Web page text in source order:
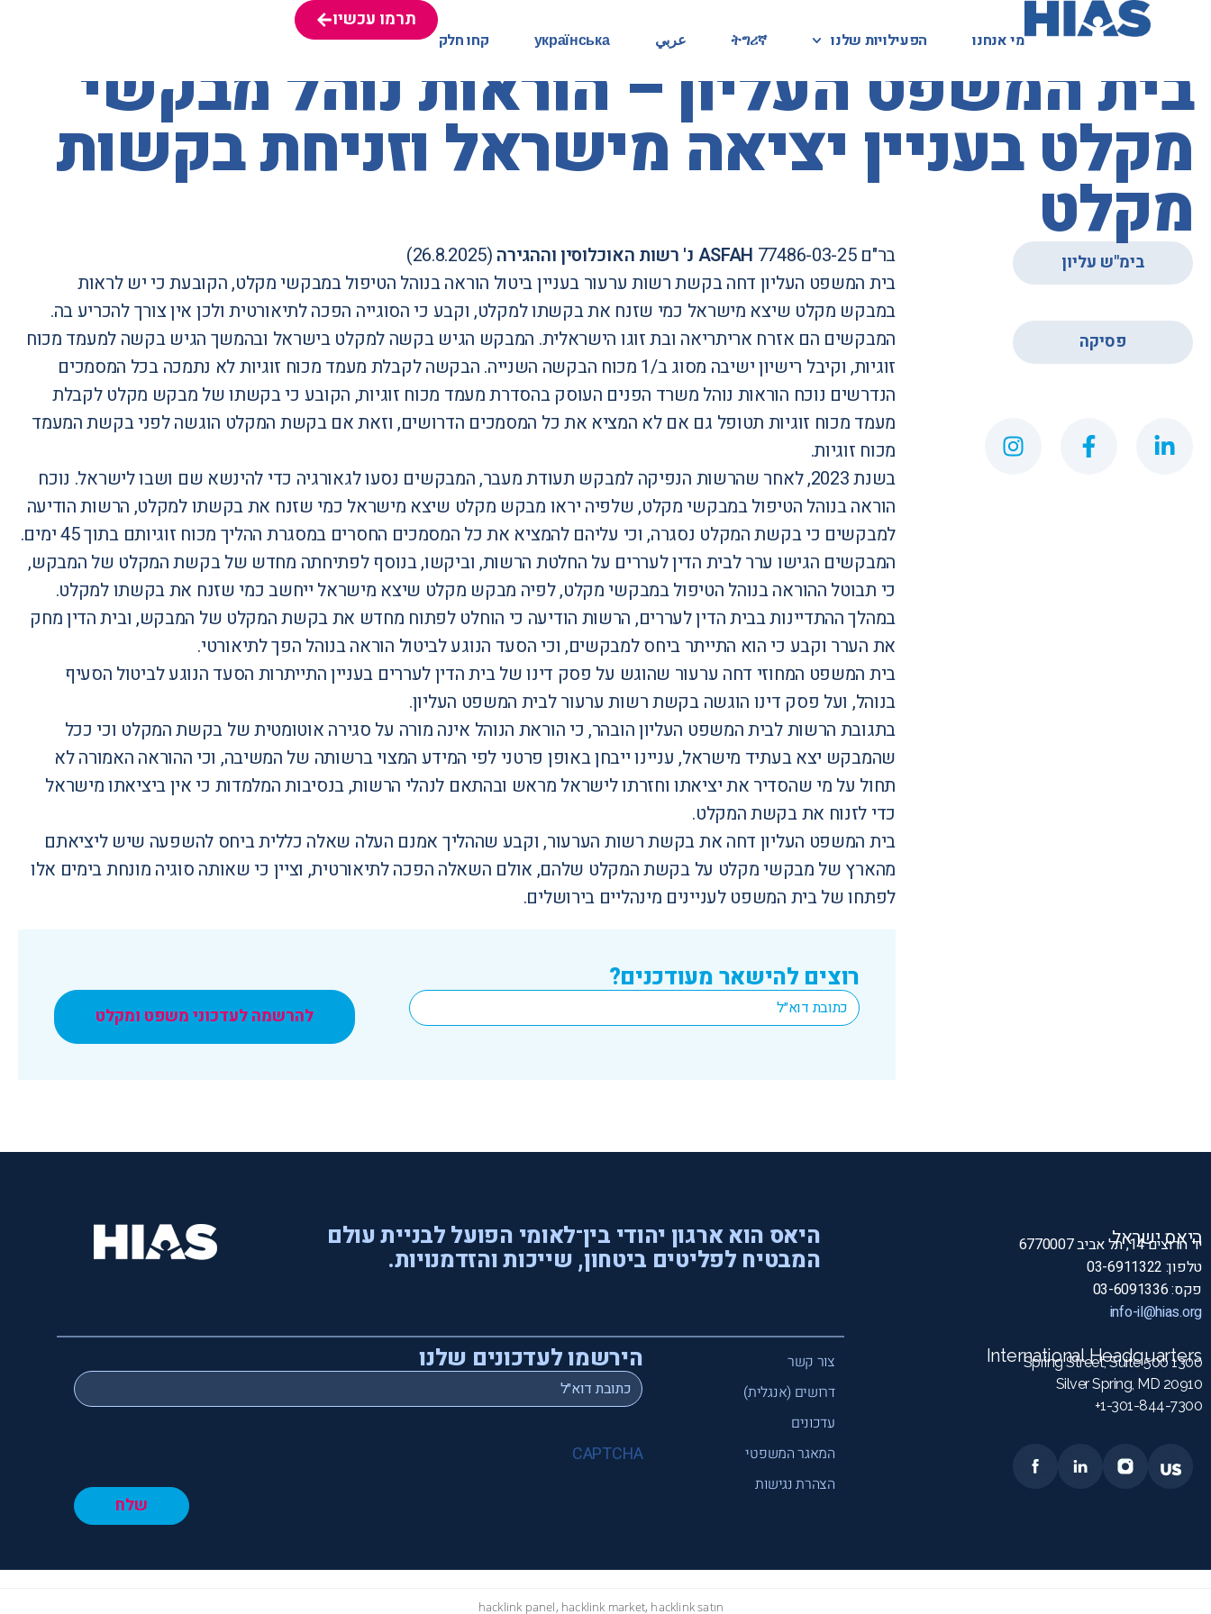
מי אנחנו הפעילויות שלנו ትግሪኛ عربي українська קחו חלק
תרמו עכשיו
מי אנחנו הפעילויות שלנו ትግሪኛ عربي українська קחו חלק
תרמו עכשיו
המאגר המשפטי
בית המשפט העליון – הוראות נוהל מבקשי
מקלט בעניין יציאה מישראל וזניחת בקשות
מקלט
בימ"ש עליון
פסיקה
בר"ם 77486-03-25 ASFAH נ' רשות האוכלוסין וההגירה
(26.8.2025)
בית המשפט העליון דחה בקשת רשות ערעור בעניין ביטול הוראה בנוהל הטיפול במבקשי מקלט, הקובעת כי יש לראות
במבקש מקלט שיצא מישראל כמי שזנח את בקשתו למקלט, וקבע כי הסוגייה הפכה לתיאורטית ולכן אין צורך להכריע בה.
המבקשים הם אזרח אריתריאה ובת זוגו הישראלית. המבקש הגיש בקשה למקלט בישראל ובהמשך הגיש בקשה למעמד מכוח
זוגיות, וקיבל רישיון ישיבה מסוג ב/1 מכוח הבקשה השנייה. הבקשה לקבלת מעמד מכוח זוגיות לא נתמכה בכל המסמכים
הנדרשים נוכח הוראות נוהל משרד הפנים העוסק בהסדרת מעמד מכוח זוגיות, הקובע כי בקשתו של מבקש מקלט לקבלת
מעמד מכוח זוגיות תטופל גם אם לא המציא את כל המסמכים הדרושים, וזאת אם בקשת המקלט הוגשה לפני בקשת המעמד
מכוח זוגיות.
בשנת 2023, לאחר שהרשות הנפיקה למבקש תעודת מעבר, המבקשים נסעו לגאורגיה כדי להינשא שם ושבו לישראל. נוכח
הוראה בנוהל הטיפול במבקשי מקלט, שלפיה יראו מבקש מקלט שיצא מישראל כמי שזנח את בקשתו למקלט, הרשות הודיעה
למבקשים כי בקשת המקלט נסגרה, וכי עליהם להמציא את כל המסמכים החסרים במסגרת ההליך מכוח זוגיותם בתוך 45 ימים.
המבקשים הגישו ערר לבית הדין לעררים על החלטת הרשות, וביקשו, בנוסף לפתיחתה מחדש של בקשת המקלט של המבקש,
כי תבוטל ההוראה בנוהל הטיפול במבקשי מקלט, לפיה מבקש מקלט שיצא מישראל ייחשב כמי שזנח את בקשתו למקלט.
במהלך ההתדיינות בבית הדין לעררים, הרשות הודיעה כי הוחלט לפתוח מחדש את בקשת המקלט של המבקש, ובית הדין מחק
את הערר וקבע כי הוא התייתר ביחס למבקשים, וכי הסעד הנוגע לביטול הוראה בנוהל הפך לתיאורטי.
בית המשפט המחוזי דחה ערעור שהוגש על פסק דינו של בית הדין לעררים בעניין התייתרות הסעד הנוגע לביטול הסעיף
בנוהל, ועל פסק דינו הוגשה בקשת רשות ערעור לבית המשפט העליון.
בתגובת הרשות לבית המשפט העליון הובהר, כי הוראת הנוהל אינה מורה על סגירה אוטומטית של בקשת המקלט וכי ככל
שהמבקש יצא בעתיד מישראל, עניינו ייבחן באופן פרטני לפי המידע המצוי ברשותה של המשיבה, וכי ההוראה האמורה לא
תחול על מי שהסדיר את יציאתו וחזרתו לישראל מראש ובהתאם לנהלי הרשות, בנסיבות המלמדות כי אין ביציאתו מישראל
כדי לזנוח את בקשת המקלט.
בית המשפט העליון דחה את בקשת רשות הערעור, וקבע שההליך אמנם העלה שאלה כללית ביחס להשפעה שיש ליציאתם
מהארץ של מבקשי מקלט על בקשת המקלט שלהם, אולם השאלה הפכה לתיאורטית, וציין כי שאותה סוגיה מונחת בימים אלו
לפתחו של בית המשפט לעניינים מינהליים בירושלים.
רוצים להישאר מעודכנים?
Email
*
להרשמה לעדכוני משפט ומקלט
היאס ישראל
יד חרוצים 14, תל אביב 6770007
טלפון: 03-6911322
פקס: 03-6091336
info-il@hias.org
International Headquarters
1300 Spring Street, Suite 500
Silver Spring, MD 20910
1-301-844-7300+
היאס הוא ארגון יהודי בין־לאומי הפועל לבניית עולם
המבטיח לפליטים ביטחון, שייכות והזדמנויות.
צור קשר
דרושים (אנגלית)
עדכונים
המאגר המשפטי
הצהרת נגישות
הירשמו לעדכונים שלנו
Email
*
CAPTCHA
שלח
hacklink panel, hacklink market, hacklink satın